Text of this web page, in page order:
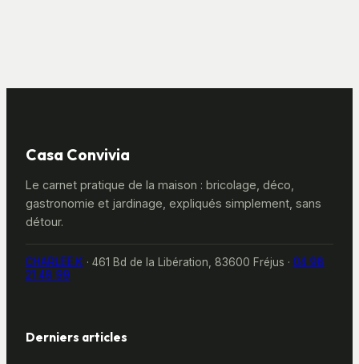
Casa Convivia
Le carnet pratique de la maison : bricolage, déco,
gastronomie et jardinage, expliqués simplement, sans
détour.
CHARLEE.K · 461 Bd de la Libération, 83600 Fréjus · 04 98
21 48 99
Derniers articles